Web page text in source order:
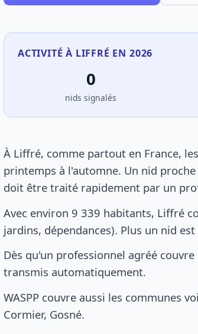
ACTIVITÉ À LIFFRÉ EN 2026
0
nids signalés
À Liffré, comme partout en France,
printemps à l'automne. Un nid
doit être traité rapidement par un
Avec environ 9 339 habitants, Liffré
jardins, dépendances). Plus un nid
Dès qu'un professionnel agréé
transmis automatiquement.
WASPP couvre aussi les communes
Cormier, Gosné.